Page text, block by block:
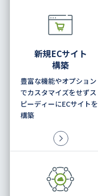
新規ECサイト
構築
豊富な機能やオプション
でカスタマイズをせずス
ピーディーにECサイトを
構築